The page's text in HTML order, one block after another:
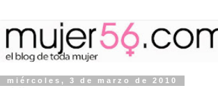
miércoles, 3 de marzo de 2010